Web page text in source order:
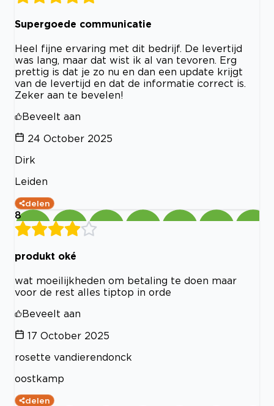
Supergoede communicatie
Heel fijne ervaring met dit bedrijf. De levertijd
was lang, maar dat wist ik al van tevoren. Erg
prettig is dat je zo nu en dan een update krijgt
van de levertijd en dat de informatie correct is.
Zeker aan te bevelen!
Beveelt aan
24 October 2025
Dirk
Leiden
delen
8
produkt oké
wat moeilijkheden om betaling te doen maar
voor de rest alles tiptop in orde
Beveelt aan
17 October 2025
rosette vandierendonck
oostkamp
delen